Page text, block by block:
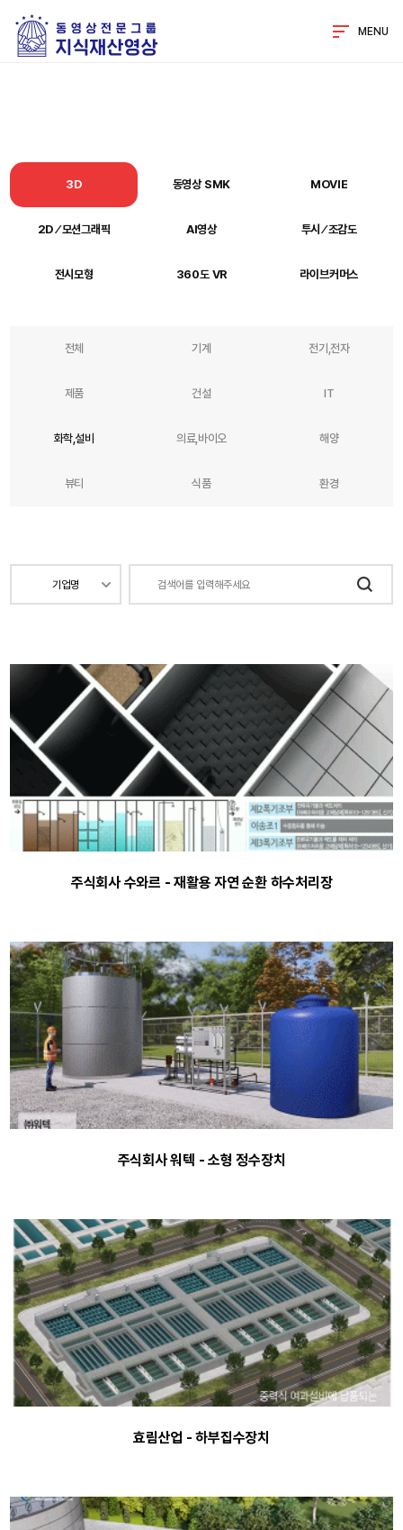
MENU
3D 동영상 SMK MOVIE
2D ⁄ 모션그래픽 AI영상 투시 ⁄ 조감도
전시모형 360도 VR 라이브커머스
전체 기계 전기,전자
제품 건설 IT
화학,설비 의료,바이오 해양
뷰티 식품 환경
주식회사 수와르 - 재활용 자연 순환 하수처리장
주식회사 워텍 - 소형 정수장치
효림산업 - 하부집수장치